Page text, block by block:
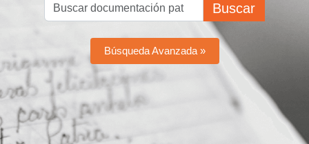
Buscar
Búsqueda Avanzada »